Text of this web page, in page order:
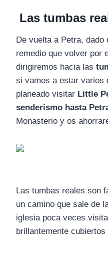
Las tumbas
De vuelta a Petra, dado
remedio que volver por
dirigiremos hacia las
si vamos a estar varios
planeado visitar Little
senderismo hasta
Monasterio y os
Las tumbas reales son
un camino que sale de
iglesia poca veces
brillantemente